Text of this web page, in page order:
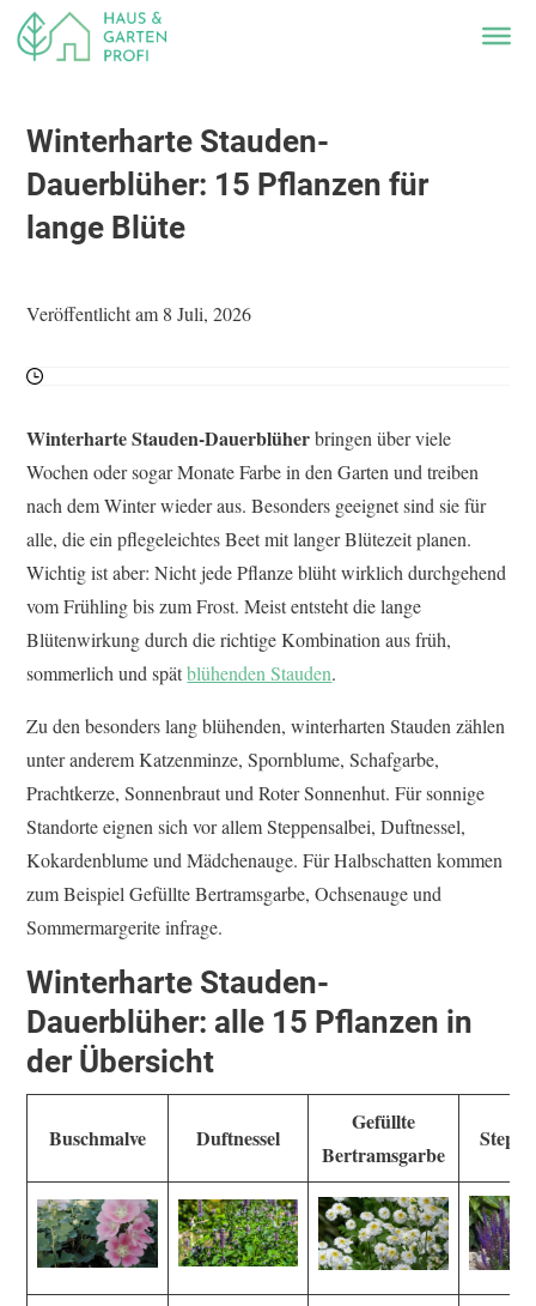
Winterharte Stauden-
Dauerblüher: 15 Pflanzen für
lange Blüte
Veröffentlicht am 8 Juli, 2026
Winterharte Stauden-Dauerblüherbringen über viele
Wochen oder sogar Monate Farbe in den Garten und treiben
nach dem Winter wieder aus. Besonders geeignet sind sie für
alle, die ein pflegeleichtes Beet mit langer Blütezeit planen.
Wichtig ist aber: Nicht jede Pflanze blüht wirklich durchgehend
vom Frühling bis zum Frost. Meist entsteht die lange
Blütenwirkung durch die richtige Kombination aus früh,
sommerlich und spätblühenden Stauden.
Zu den besonders lang blühenden, winterharten Stauden zählen
unter anderem Katzenminze, Spornblume, Schafgarbe,
Prachtkerze, Sonnenbraut und Roter Sonnenhut. Für sonnige
Standorte eignen sich vor allem Steppensalbei, Duftnessel,
Kokardenblume und Mädchenauge. Für Halbschatten kommen
zum Beispiel Gefüllte Bertramsgarbe, Ochsenauge und
Sommermargerite infrage.
Winterharte Stauden-
Dauerblüher: alle 15 Pflanzen in
der Übersicht
Buschmalve Duftnessel
Gefüllte
Bertramsgarbe